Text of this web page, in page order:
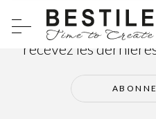
Abonnez-vous à
recevez les